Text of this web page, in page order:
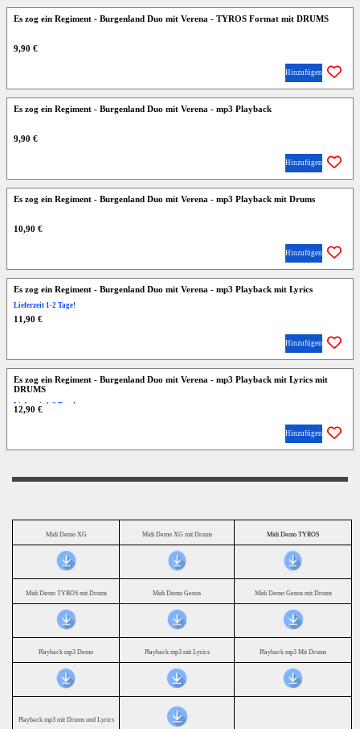
Es zog ein Regiment - Burgenland Duo mit Verena - TYROS Format mit DRUMS
9,90 €
Hinzufügen
Es zog ein Regiment - Burgenland Duo mit Verena - mp3 Playback
9,90 €
Hinzufügen
Es zog ein Regiment - Burgenland Duo mit Verena - mp3 Playback mit Drums
10,90 €
Hinzufügen
Es zog ein Regiment - Burgenland Duo mit Verena - mp3 Playback mit Lyrics
Lieferzeit 1-2 Tage!
11,90 €
Hinzufügen
Es zog ein Regiment - Burgenland Duo mit Verena - mp3 Playback mit Lyrics mit
DRUMS
Lieferzeit 1-2 Tage!
12,90 €
Hinzufügen
Midi Demo XG Midi Demo XG mit Drums Midi Demo TYROS
Midi Demo TYROS mit Drums Midi Demo Genos Midi Demo Genos mit Drums
Playback mp3 Demo Playback mp3 mit Lyrics Playback mp3 Mit Drums
Playback mp3 mit Drums und Lyrics